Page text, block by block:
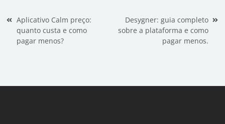
Navegação de Post
Aplicativo Calm preço:
quanto custa e como
pagar menos?
Desygner: guia completo
sobre a plataforma e como
pagar menos.